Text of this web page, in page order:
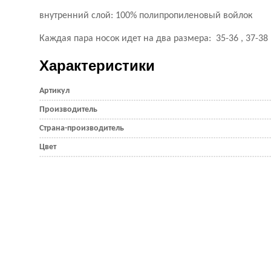
внутренний слой: 100% полипропиленовый войлок
Каждая пара носок идет на два размера: 35-36 , 37-
Характеристики
Артикул
Производитель
Страна-производитель
Цвет